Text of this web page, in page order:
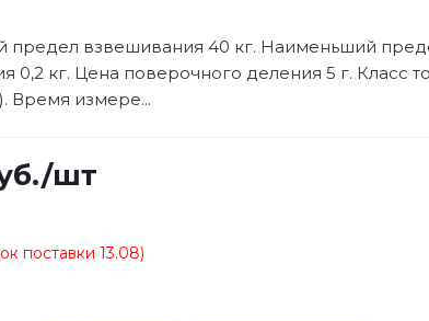
предел взвешивания 40 кг. Наименьший
0,2 кг. Цена поверочного деления 5 г. Класс
Время измере...
/шт
поставки 13.08)